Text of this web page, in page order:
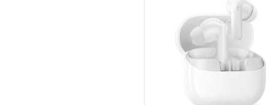
Bezprzewodowe
słuchawki
douszne